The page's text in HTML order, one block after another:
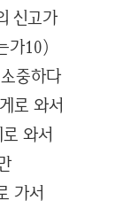
신고가
가10)
중하다
로 와서
와서
가서